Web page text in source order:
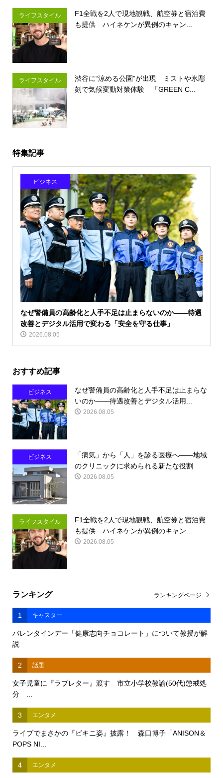
ライフスタイル
F1全戦を2人で現地観戦、航空券と宿泊費
も提供 ハイネケンが異例のキャン...
ライフスタイル
渋谷に“涼める公園”が出現 ミストや氷彫
刻で気候変動対策体験 「GREEN C...
特集記事
ビジネス
なぜ警備員の高齢化と人手不足は止まらないのか――待遇
改善とデジタル活用で変わる「安全を守る仕事」
2026.08.05
おすすめ記事
ビジネス
なぜ警備員の高齢化と人手不足は止まらな
いのか――待遇改善とデジタル活用...
2026.08.05
ビジネス
「病気」から「人」を診る医療へ――地域
のクリニックに求められる新たな役割
2026.08.05
ライフスタイル
F1全戦を2人で現地観戦、航空券と宿泊費
も提供 ハイネケンが異例のキャン...
2026.08.05
ランキング
1 キャスター
バレンタインデー「健康志向チョコレート」について教授が解
説
2 話題
女子児童に『ラブレター』渡す 市立小学校教諭(50代)懲戒処
分 ...
3 エンタメ
ライブでまさかの『ビキニ姿』披露！ 森口博子「ANISON＆
POPS NI...
4 エンタメ
ランキングページ